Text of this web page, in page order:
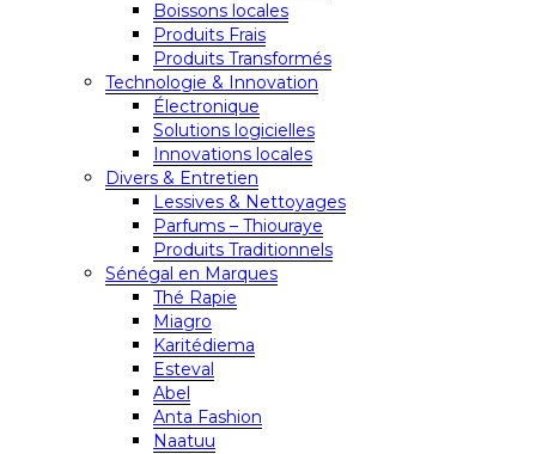
Boissons locales
Produits Frais
Produits Transformés
Technologie & Innovation
Électronique
Solutions logicielles
Innovations locales
Divers & Entretien
Lessives & Nettoyages
Parfums – Thiouraye
Produits Traditionnels
Sénégal en Marques
Thé Rapie
Miagro
Karitédiema
Esteval
Abel
Anta Fashion
Naatuu